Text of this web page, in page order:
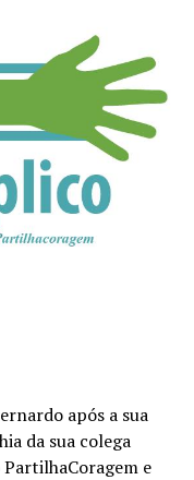
após a sua
da sua colega
PartilhaCoragem e